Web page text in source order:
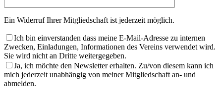
Ein Widerruf Ihrer Mitgliedschaft ist jederzeit möglich.
Ich bin einverstanden dass meine E-Mail-Adresse zu internen
Zwecken, Einladungen, Informationen des Vereins verwendet wird.
Sie wird nicht an Dritte weitergegeben.
Ja, ich möchte den Newsletter erhalten. Zu/von diesem kann ich
mich jederzeit unabhängig von meiner Mitgliedschaft an- und
abmelden.